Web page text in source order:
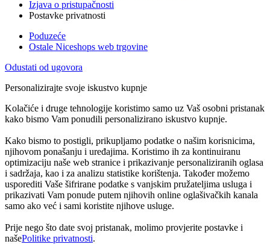
Izjava o pristupačnosti
Postavke privatnosti
Poduzeće
Ostale Niceshops web trgovine
Odustati od ugovora
Personalizirajte svoje iskustvo kupnje
Kolačiće i druge tehnologije koristimo samo uz Vaš osobni pristanak
kako bismo Vam ponudili personalizirano iskustvo kupnje.
Kako bismo to postigli, prikupljamo podatke o našim korisnicima,
njihovom ponašanju i uređajima. Koristimo ih za kontinuiranu
optimizaciju naše web stranice i prikazivanje personaliziranih oglasa
i sadržaja, kao i za analizu statistike korištenja. Također možemo
usporediti Vaše šifrirane podatke s vanjskim pružateljima usluga i
prikazivati Vam ponude putem njihovih online oglašivačkih kanala
samo ako već i sami koristite njihove usluge.
Prije nego što date svoj pristanak, molimo provjerite postavke i
našePolitike privatnosti.